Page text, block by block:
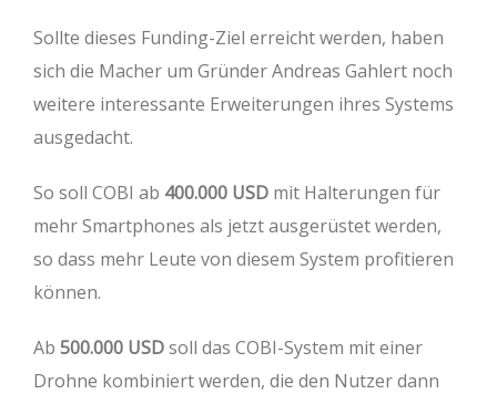
Sollte dieses Funding-Ziel erreicht werden, haben
sich die Macher um Gründer Andreas Gahlert noch
weitere interessante Erweiterungen ihres Systems
ausgedacht.
So soll COBI ab 400.000 USD mit Halterungen für
mehr Smartphones als jetzt ausgerüstet werden,
so dass mehr Leute von diesem System profitieren
können.
Ab 500.000 USDsoll das COBI-System mit einer
Drohne kombiniert werden, die den Nutzer dann